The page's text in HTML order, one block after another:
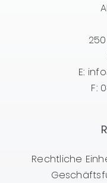
E:
F:
Rechtliche